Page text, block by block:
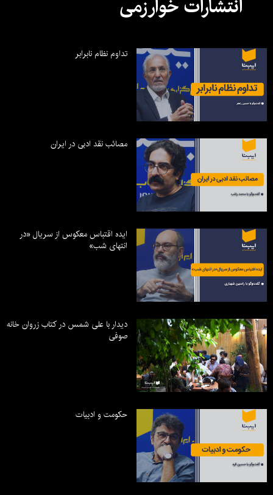
انتشارات خوارزمی
تداوم نظام نابرابر
مصائب نقد ادبی در ایران
ایده اقتباس معکوس از سریال «در
انتهای شب»
دیدار با علی شمس در کتاب زروان خانه
صوفی
حکومت و ادبیات